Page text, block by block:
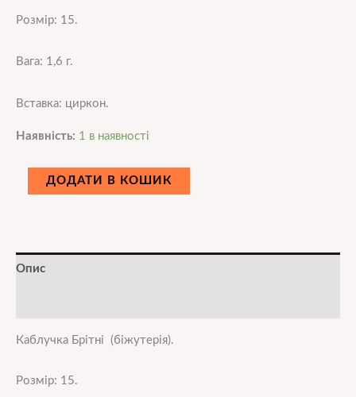
Розмір: 15.
Вага: 1,6 г.
Вставка: циркон.
Наявність: 1 в наявності
ДОДАТИ В КОШИК
Опис
Каблучка Брітні (біжутерія).
Розмір: 15.